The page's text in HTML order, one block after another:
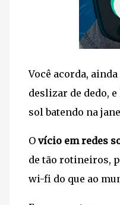
Você acorda,
deslizar de dedo,
sol batendo na
O vício em redes
de tão rotineiros,
wi-fi do que ao